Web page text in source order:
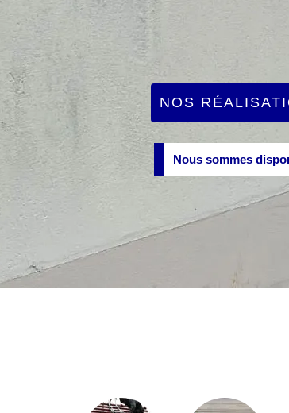
NOS
Nous sommes